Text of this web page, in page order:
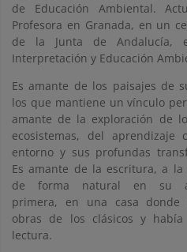
de Educación Ambiental.
Profesora en Granada, en un
de la Junta de Andalucía,
Interpretación y Educación
Es amante de los paisajes de
los que mantiene un vínculo
amante de la exploración de
ecosistemas, del aprendizaje
entorno y sus profundas
Es amante de la escritura, a la
de forma natural en su
primera, en una casa donde
obras de los clásicos y
lectura.